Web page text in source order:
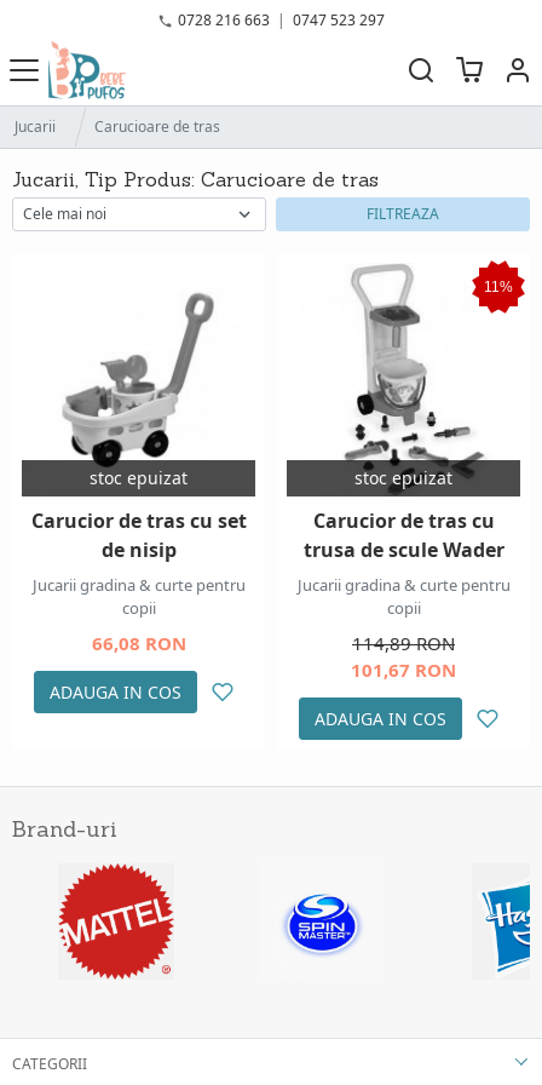
0728 216 663 | 0747 523 297
Jucarii Carucioare de tras
Jucarii, Tip Produs: Carucioare de tras
FILTREAZA
stoc epuizat
Carucior de tras cu set
de nisip
Jucarii gradina & curte pentru
copii
66,08 RON
ADAUGA IN COS
stoc epuizat
11%
Carucior de tras cu
trusa de scule Wader
Jucarii gradina & curte pentru
copii
114,89 RON
101,67 RON
ADAUGA IN COS
Brand-uri
CATEGORII